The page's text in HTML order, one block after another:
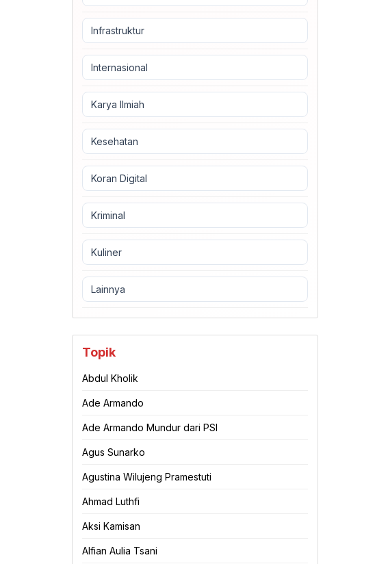
Infrastruktur
Internasional
Karya Ilmiah
Kesehatan
Koran Digital
Kriminal
Kuliner
Lainnya
Topik
Abdul Kholik
Ade Armando
Ade Armando Mundur dari PSI
Agus Sunarko
Agustina Wilujeng Pramestuti
Ahmad Luthfi
Aksi Kamisan
Alfian Aulia Tsani